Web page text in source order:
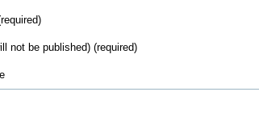
not be published) (required)